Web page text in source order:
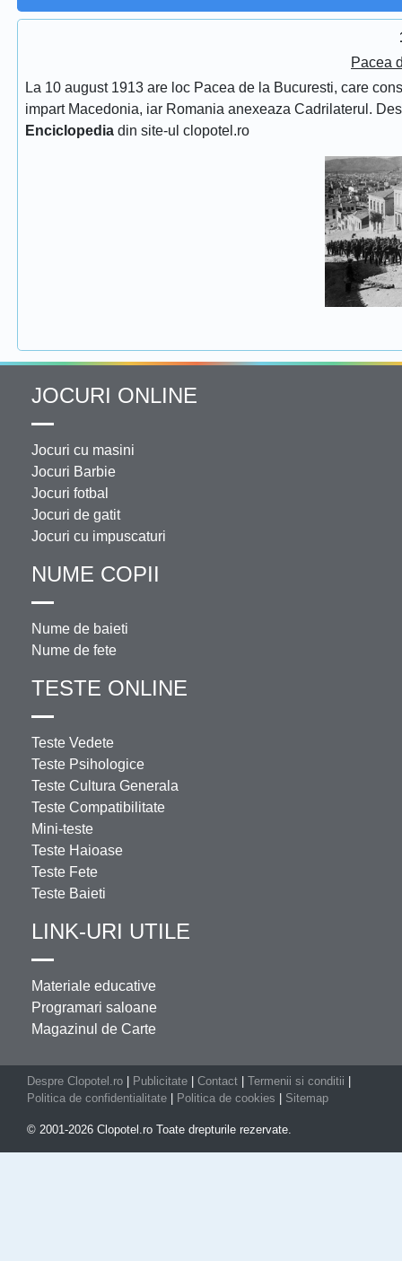
Pacea
La 10 august 1913 are loc Pacea de la Bucuresti, care
impart Macedonia, iar Romania anexeaza Cadrilaterul.
Enciclopedia din site-ul clopotel.ro
JOCURI ONLINE
Jocuri cu masini
Jocuri Barbie
Jocuri fotbal
Jocuri de gatit
Jocuri cu impuscaturi
NUME COPII
Nume de baieti
Nume de fete
TESTE ONLINE
Teste Vedete
Teste Psihologice
Teste Cultura Generala
Teste Compatibilitate
Mini-teste
Teste Haioase
Teste Fete
Teste Baieti
LINK-URI UTILE
Materiale educative
Programari saloane
Magazinul de Carte
Despre Clopotel.ro Publicitate Contact Termenii si conditii
Politica de confidentialitate
Politica de cookies Sitemap
© 2001-2026 Clopotel.ro Toate drepturile rezervate.